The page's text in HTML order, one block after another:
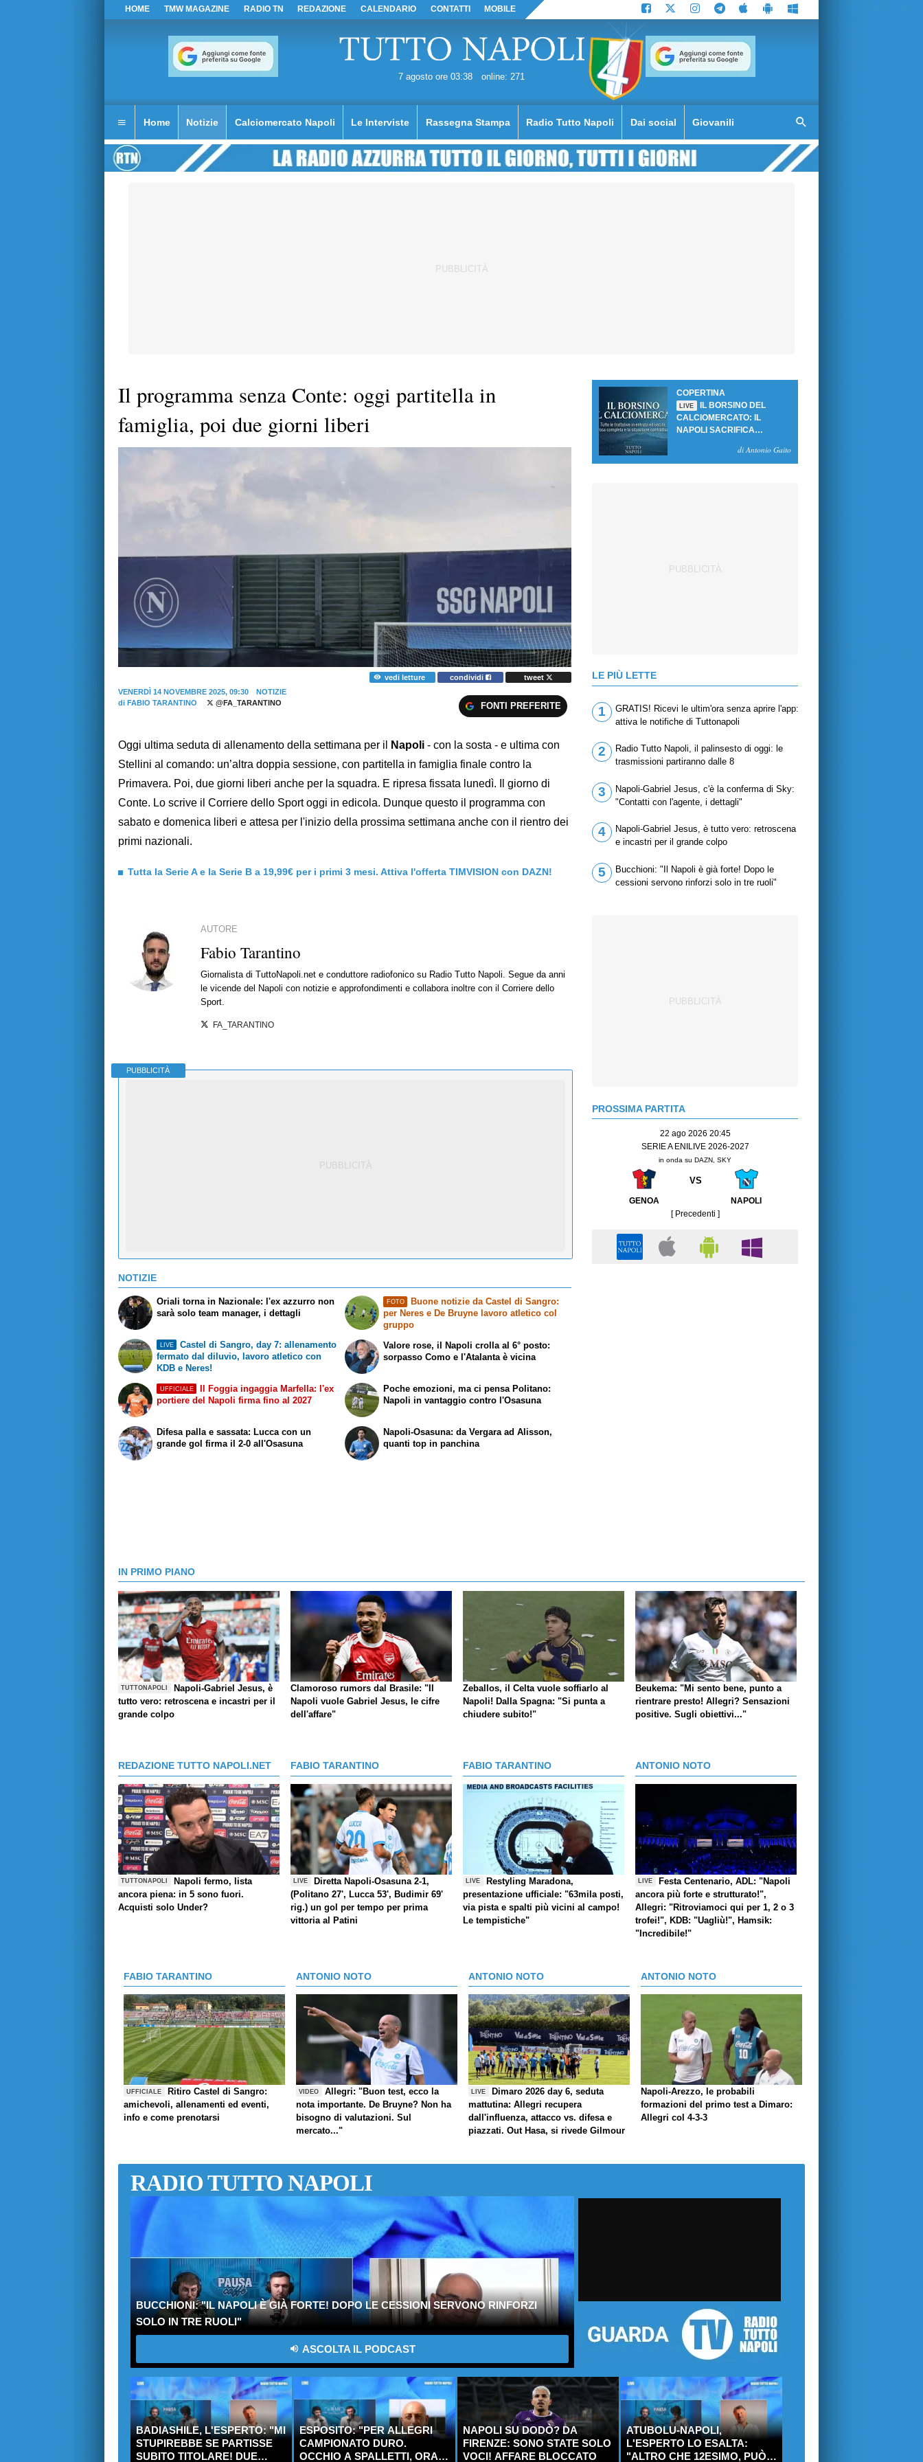
HOME TMW MAGAZINE RADIO TN REDAZIONE CALENDARIO CONTATTI MOBILE
7 agosto ore 03:38 online: 271
Home Notizie Calciomercato Napoli Le Interviste Rassegna Stampa Radio Tutto Napoli Dai social Giovanili
Il programma senza Conte: oggi partitella in
famiglia, poi due giorni liberi
vedi letture condividi
tweet
VENERDÌ 14 NOVEMBRE 2025, 09:30
NOTIZIE
di FABIO TARANTINO @FA_TARANTINO FONTI PREFERITE
Oggi ultima seduta di allenamento della settimana per il Napoli - con la sosta - e ultima con
Stellini al comando: un’altra doppia sessione, con partitella in famiglia finale contro la
Primavera. Poi, due giorni liberi anche per la squadra. E ripresa fissata lunedì. Il giorno di
Conte. Lo scrive il Corriere dello Sport oggi in edicola. Dunque questo il programma con
sabato e domenica liberi e attesa per l'inizio della prossima settimana anche con il rientro dei
primi nazionali.
Tutta la Serie A e la Serie B a 19,99€ per i primi 3 mesi. Attiva l'offerta TIMVISION con DAZN!
AUTORE
Fabio Tarantino
Giornalista di TuttoNapoli.net e conduttore radiofonico su Radio Tutto Napoli. Segue da anni
le vicende del Napoli con notizie e approfondimenti e collabora inoltre con il Corriere dello
Sport.
FA_TARANTINO
PUBBLICITÀ
NOTIZIE
Oriali torna in Nazionale: l'ex azzurro non
sarà solo team manager, i dettagli
LIVE
Castel di Sangro, day 7: allenamento
fermato dal diluvio, lavoro atletico con
KDB e Neres!
FOTO
Buone notizie da Castel di Sangro:
per Neres e De Bruyne lavoro atletico col
gruppo
Valore rose, il Napoli crolla al 6° posto:
sorpasso Como e l'Atalanta è vicina
UFFICIALE
Il Foggia ingaggia Marfella: l'ex
portiere del Napoli firma fino al 2027
Difesa palla e sassata: Lucca con un
grande gol firma il 2-0 all'Osasuna
Poche emozioni, ma ci pensa Politano:
Napoli in vantaggio contro l'Osasuna
Napoli-Osasuna: da Vergara ad Alisson,
quanti top in panchina
COPERTINA
LIVE
IL BORSINO DEL
CALCIOMERCATO: IL
NAPOLI SACRIFICA
SBLOCCANO ARRIVIdi Antonio Gaito
LE PIÙ LETTE
1
GRATIS! Ricevi le ultim'ora senza aprire l'app:
attiva le notifiche di Tuttonapoli
2
Radio Tutto Napoli, il palinsesto di oggi: le
trasmissioni partiranno dalle 8
3
Napoli-Gabriel Jesus, c'è la conferma di Sky:
"Contatti con l'agente, i dettagli"
4
Napoli-Gabriel Jesus, è tutto vero: retroscena
e incastri per il grande colpo
5
Bucchioni: "Il Napoli è già forte! Dopo le
cessioni servono rinforzi solo in tre ruoli"
PROSSIMA PARTITA
22 ago 2026 20:45
SERIE A ENILIVE 2026-2027
in onda su DAZN, SKY
VS
GENOA
NAPOLI
[ Precedenti ]
IN PRIMO PIANO
TUTTONAPOLI
Napoli-Gabriel Jesus, è
tutto vero: retroscena e incastri per il
grande colpo
Clamoroso rumors dal Brasile: "Il
Napoli vuole Gabriel Jesus, le cifre
dell'affare"
Zeballos, il Celta vuole soffiarlo al
Napoli! Dalla Spagna: "Si punta a
chiudere subito!"
Beukema: "Mi sento bene, punto a
rientrare presto! Allegri? Sensazioni
positive. Sugli obiettivi..."
REDAZIONE TUTTO NAPOLI.NET
TUTTONAPOLI
Napoli fermo, lista
ancora piena: in 5 sono fuori.
Acquisti solo Under?
FABIO TARANTINO
LIVE
Diretta Napoli-Osasuna 2-1,
(Politano 27', Lucca 53', Budimir 69'
rig.) un gol per tempo per prima
vittoria al Patini
FABIO TARANTINO
LIVE
Restyling Maradona,
presentazione ufficiale: "63mila posti,
via pista e spalti più vicini al campo!
Le tempistiche"
ANTONIO NOTO
LIVE
Festa Centenario, ADL: "Napoli
ancora più forte e strutturato!",
Allegri: "Ritroviamoci qui per 1, 2 o 3
trofei!", KDB: "Uagliù!", Hamsik:
"Incredibile!"
FABIO TARANTINO
UFFICIALE
Ritiro Castel di Sangro:
amichevoli, allenamenti ed eventi,
info e come prenotarsi
ANTONIO NOTO
VIDEO
Allegri: "Buon test, ecco la
nota importante. De Bruyne? Non ha
bisogno di valutazioni. Sul
mercato..."
ANTONIO NOTO
LIVE
Dimaro 2026 day 6, seduta
mattutina: Allegri recupera
dall'influenza, attacco vs. difesa e
piazzati. Out Hasa, si rivede Gilmour
ANTONIO NOTO
Napoli-Arezzo, le probabili
formazioni del primo test a Dimaro:
Allegri col 4-3-3
RADIO TUTTO NAPOLI
BUCCHIONI: "IL NAPOLI È GIÀ FORTE! DOPO LE CESSIONI SERVONO RINFORZI
SOLO IN TRE RUOLI"
ASCOLTA IL PODCAST
BADIASHILE, L'ESPERTO: "MI
STUPIREBBE SE PARTISSE
SUBITO TITOLARE! DUE
ESPOSITO: "PER ALLEGRI
CAMPIONATO DURO.
OCCHIO A SPALLETTI, ORA
NAPOLI SU DODÒ? DA
FIRENZE: SONO STATE SOLO
VOCI! AFFARE BLOCCATO
ATUBOLU-NAPOLI,
L'ESPERTO LO ESALTA:
"ALTRO CHE 12ESIMO, PUÒ